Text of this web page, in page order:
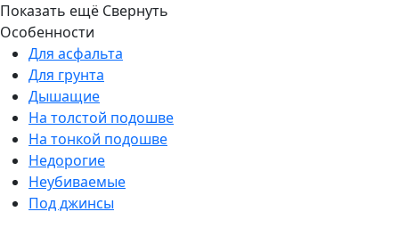
Показать ещё Свернуть
Особенности
Для асфальта
Для грунта
Дышащие
На толстой подошве
На тонкой подошве
Недорогие
Неубиваемые
Под джинсы